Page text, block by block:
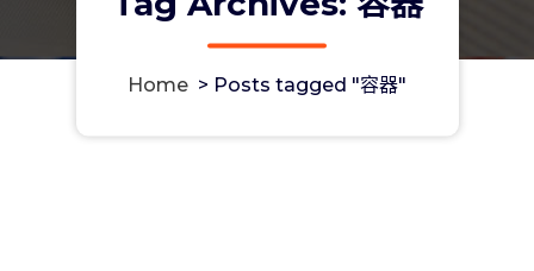
Home > Posts tagged "容器"